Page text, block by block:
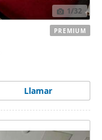
1/32
Llamar
PREMIUM